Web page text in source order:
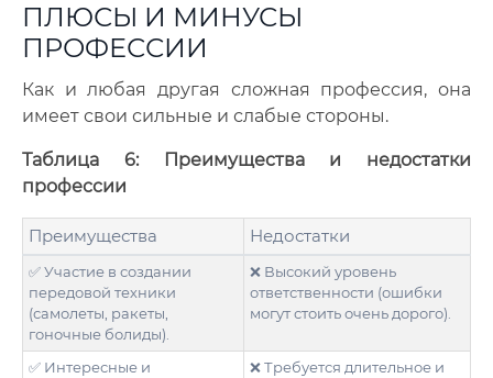
ПЛЮСЫ И МИНУСЫ
ПРОФЕССИИ
Как и любая другая сложная профессия, она
имеет свои сильные и слабые стороны.
Таблица 6: Преимущества и недостатки
профессии
Преимущества Недостатки
✅ Участие в создании
передовой техники
(самолеты, ракеты,
гоночные болиды).
❌ Высокий уровень
ответственности (ошибки
могут стоить очень дорого).
✅ Интересные и
❌ Требуется длительное и